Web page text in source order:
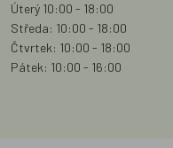
Úterý 10:00 - 18:00
Středa: 10:00 - 18:00
Čtvrtek: 10:00 - 18:00
Pátek: 10:00 - 16:00